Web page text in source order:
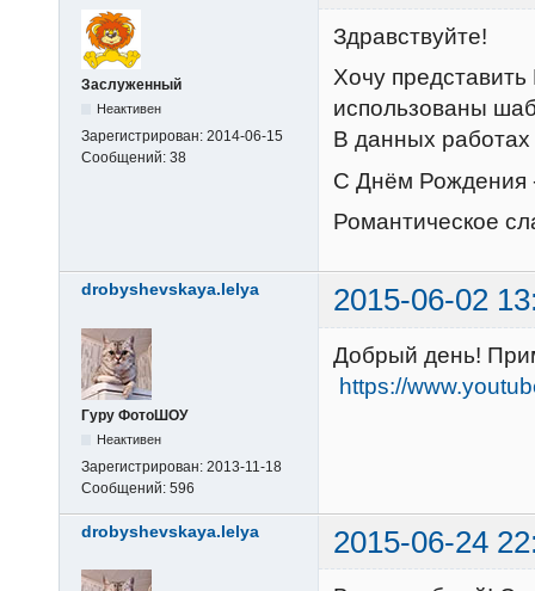
Заслуженный
Неактивен
Зарегистрирован: 2014-06-15
Сообщений: 38
Здравствуйте!
Хочу
использованы
В данных
С Днём Рождения
Романтическое
drobyshevskaya.lelya 2015-06-02
Гуру ФотоШОУ
Неактивен
Зарегистрирован: 2013-11-18
Сообщений: 596
Добрый день!
https://
drobyshevskaya.lelya 2015-06-24